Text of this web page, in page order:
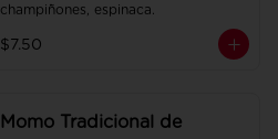
champiñones, espinaca.
$7.50
Momo Tradicional de